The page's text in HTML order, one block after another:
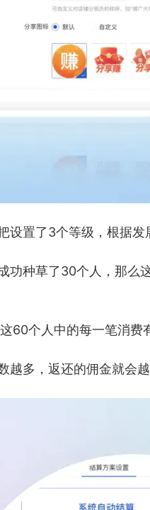
设置了3个等级，根据发
功种草了30个人，那么
60个人中的每一笔消费
多，返还的佣金就会越